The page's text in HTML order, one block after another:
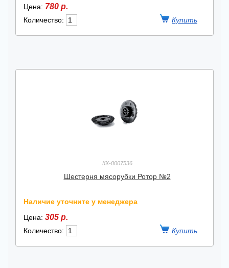
Цена: 780 р.
Количество:
КХ-0007536
Шестерня мясорубки Ротор №2
Наличие уточните у менеджера
Цена: 305 р.
Количество: